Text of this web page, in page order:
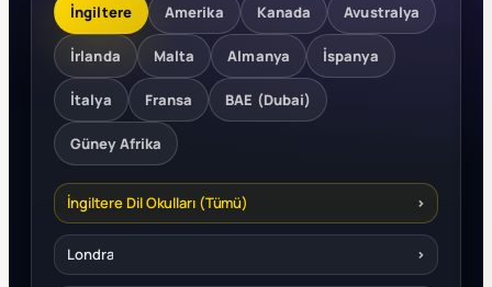
İngiltere Amerika Kanada Avustralya
İrlanda Malta Almanya İspanya
İtalya Fransa BAE (Dubai)
Güney Afrika
İngiltere Dil Okulları (Tümü) ›
Londra ›